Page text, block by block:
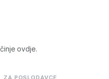
ovdje.
ZA POSLODAVCE